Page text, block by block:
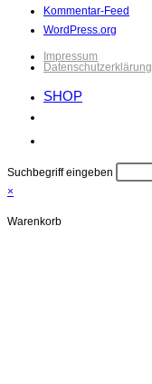
Kommentar-Feed
WordPress.org
Impressum
Datenschutzerklärung
SHOP
Suchbegriff eingeben
×
Warenkorb